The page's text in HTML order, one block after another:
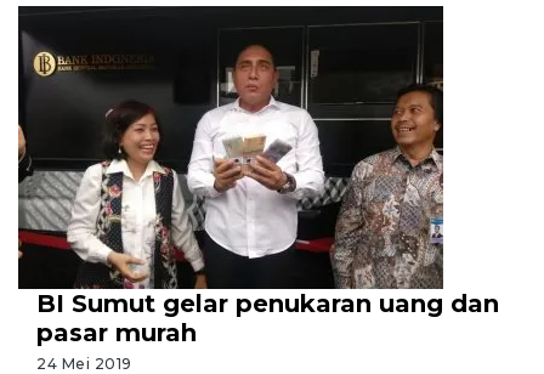
BI Sumut gelar penukaran uang dan
pasar murah
24 Mei 2019